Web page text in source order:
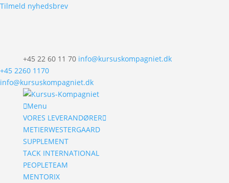
Tilmeld nyhedsbrev
+45 22 60 11 70 info@kursuskompagniet.dk
+45 2260 1170
info@kursuskompagniet.dk
Menu
VORES LEVERANDØRER
METIERWESTERGAARD
SUPPLEMENT
TACK INTERNATIONAL
PEOPLETEAM
MENTORIX